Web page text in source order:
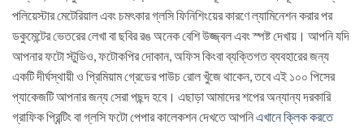
পলিয়েস্টার মেটেরিয়াল এবং চমৎকার গ্লসি ফিনিশিংয়ের কারণে ল্যামিনেশন করার পর
ডকুমেন্টের ভেতরের লেখা বা ছবির রঙ অনেক বেশি উজ্জ্বল এবং স্পষ্ট দেখায়। আপনি যদি
আপনার ফটো স্টুডিও, ফটোকপির দোকান, অফিস কিংবা ব্যক্তিগত ব্যবহারের জন্য
একটি দীর্ঘস্থায়ী ও প্রিমিয়াম গ্রেডের পাউচ রোল খুঁজে থাকেন, তবে এই ১০০ পিসের
প্যাকেজটি আপনার জন্য সেরা পছন্দ হবে। এছাড়া আমাদের শপের অন্যান্য দরকারি
গ্রাফিক প্রিন্টিং বা গ্লসি ফটো পেপার কালেকশন দেখতে আপনিএখানে ক্লিক করতে